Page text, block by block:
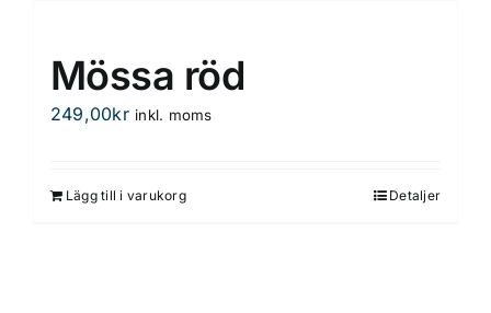
Mössa röd
249,00kr inkl. moms
Lägg till i varukorg Detaljer